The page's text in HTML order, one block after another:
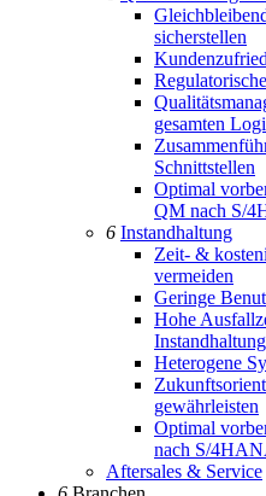
sicherstellen
gesamten
Schnittstellen
Optimal
QM nach S/
6 Instandhaltung
Zeit- &
vermeiden
Geringe
Hohe
Heterogene
gewährleisten
Optimal
nach S/
Aftersales & Service